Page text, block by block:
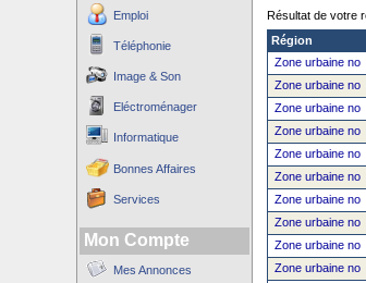
Emploi
Téléphonie
Image & Son
Eléctroménager
Informatique
Bonnes Affaires
Services
Mon Compte
Mes Annonces
Résultat de votre
Région
Zone urbaine no
Zone urbaine no
Zone urbaine no
Zone urbaine no
Zone urbaine no
Zone urbaine no
Zone urbaine no
Zone urbaine no
Zone urbaine no
Zone urbaine no